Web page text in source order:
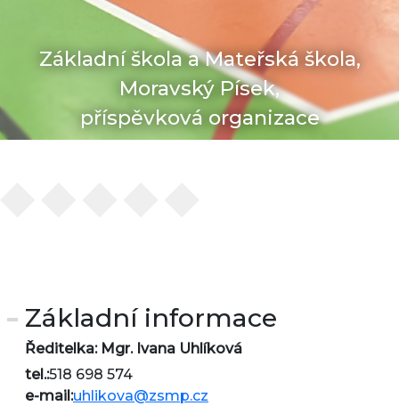
Základní škola a Mateřská škola,
Moravský Písek,
příspěvková organizace
Základní informace
Ředitelka: Mgr. Ivana Uhlíková
tel.:518 698 574
e-mail:uhlikova@zsmp.cz